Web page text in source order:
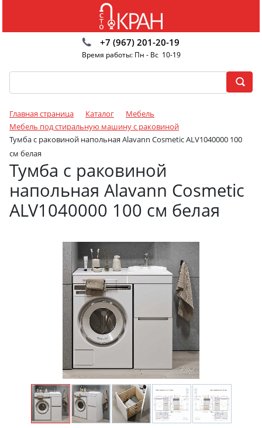
+7 (967) 201-20-19
Время работы: Пн - Вс 10-19
Главная страница Каталог
Мебель
Мебель под стиральную машину с раковиной
Тумба с раковиной напольная Alavann Cosmetic ALV1040000 100
см белая
Тумба с раковиной
напольная Alavann Cosmetic
ALV1040000 100 см белая